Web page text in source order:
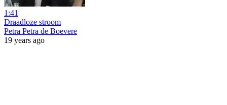
1:41
Draadloze stroom
Petra Petra de Boevere
19 years ago